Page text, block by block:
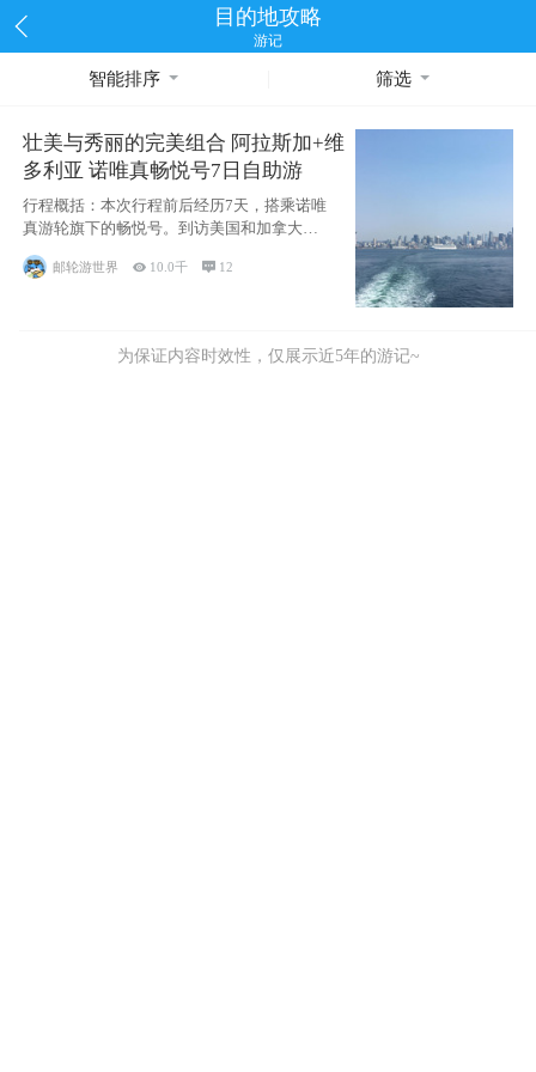
目的地攻略
游记
智能排序 筛选
壮美与秀丽的完美组合 阿拉斯加+维
多利亚 诺唯真畅悦号7日自助游
行程概括：本次行程前后经历7天，搭乘诺唯
真游轮旗下的畅悦号。到访美国和加拿大的4
个州/省：美国华盛顿州
邮轮游世界  10.0千  12
为保证内容时效性，仅展示近5年的游记~